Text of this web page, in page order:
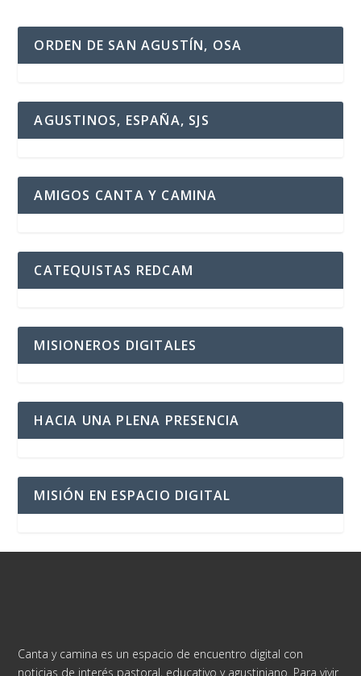
ORDEN DE SAN AGUSTÍN, OSA
AGUSTINOS, ESPAÑA, SJS
AMIGOS CANTA Y CAMINA
CATEQUISTAS REDCAM
MISIONEROS DIGITALES
HACIA UNA PLENA PRESENCIA
MISIÓN EN ESPACIO DIGITAL
Canta y camina es un espacio de encuentro digital con
noticias de interés pastoral, educativo y agustiniano. Para vivir